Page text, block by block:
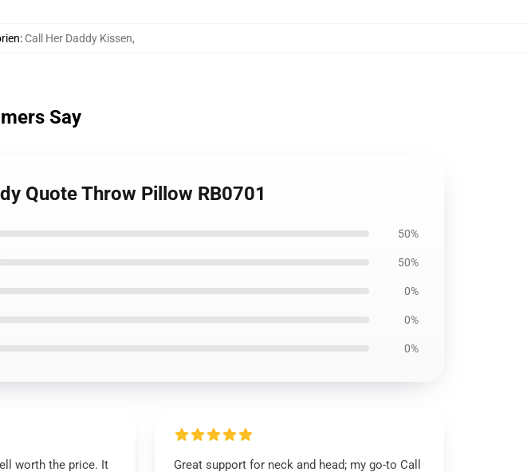
: Call Her Daddy Kissen,
Say
Quote Throw Pillow RB0701
50%
50%
0%
0%
0%
worth the price. It
Great support for neck and head; my go-to Call